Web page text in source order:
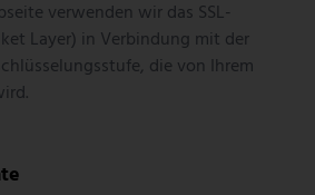
verwenden wir das SSL-
Layer) in Verbindung mit der
die von Ihrem